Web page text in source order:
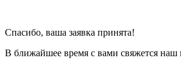
Спасибо, ваша заявка принята!
В ближайшее время с вами свяжется наш